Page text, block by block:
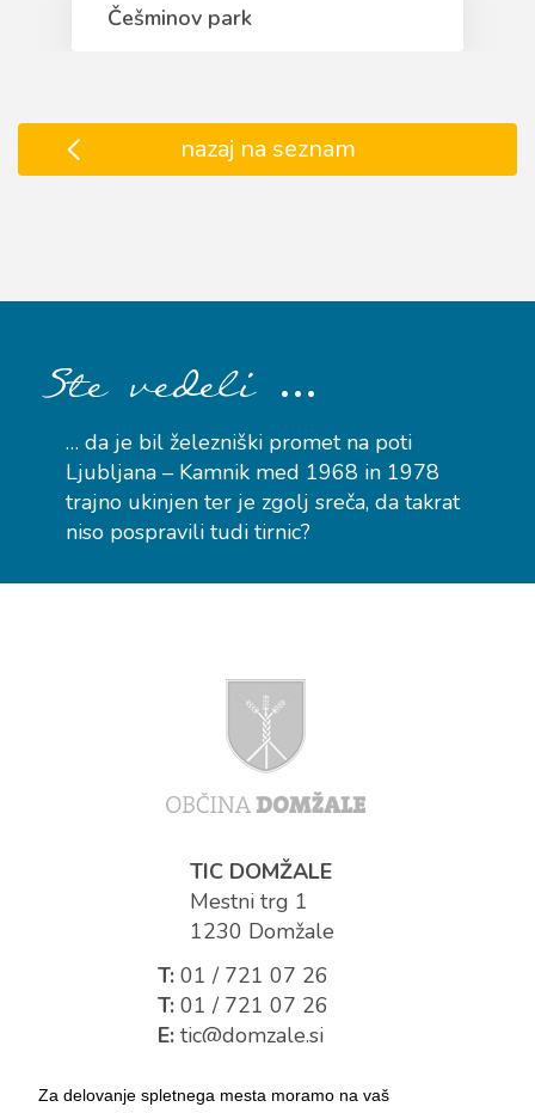
Za delovanje spletnega mesta moramo na vaš
Češminov park
nazaj na seznam
Ste vedeli …
… da je bil železniški promet na poti
Ljubljana – Kamnik med 1968 in 1978
trajno ukinjen ter je zgolj sreča, da takrat
niso pospravili tudi tirnic?
TIC DOMŽALE
Mestni trg 1
1230 Domžale
T:01 / 721 07 26
T:01 / 721 07 26
E:tic@domzale.si